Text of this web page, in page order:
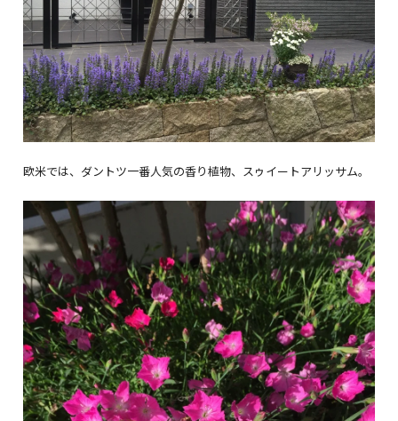
欧米では、ダントツ一番人気の香り植物、スゥイートアリッサム。